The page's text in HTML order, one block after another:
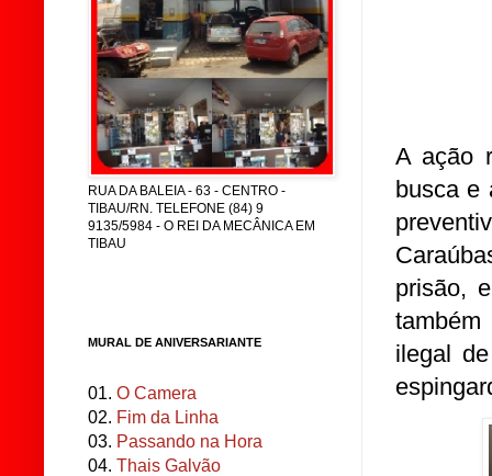
A ação
busca e
prisão,
ilegal
RUA DA BALEIA - 63 - CENTRO -
TIBAU/RN. TELEFONE (84) 9
9135/5984 - O REI DA MECÂNICA EM
TIBAU
MURAL DE ANIVERSARIANTE
01. O Camera
02. Fim da Linha
03. Passando na Hora
04. Thais Galvão